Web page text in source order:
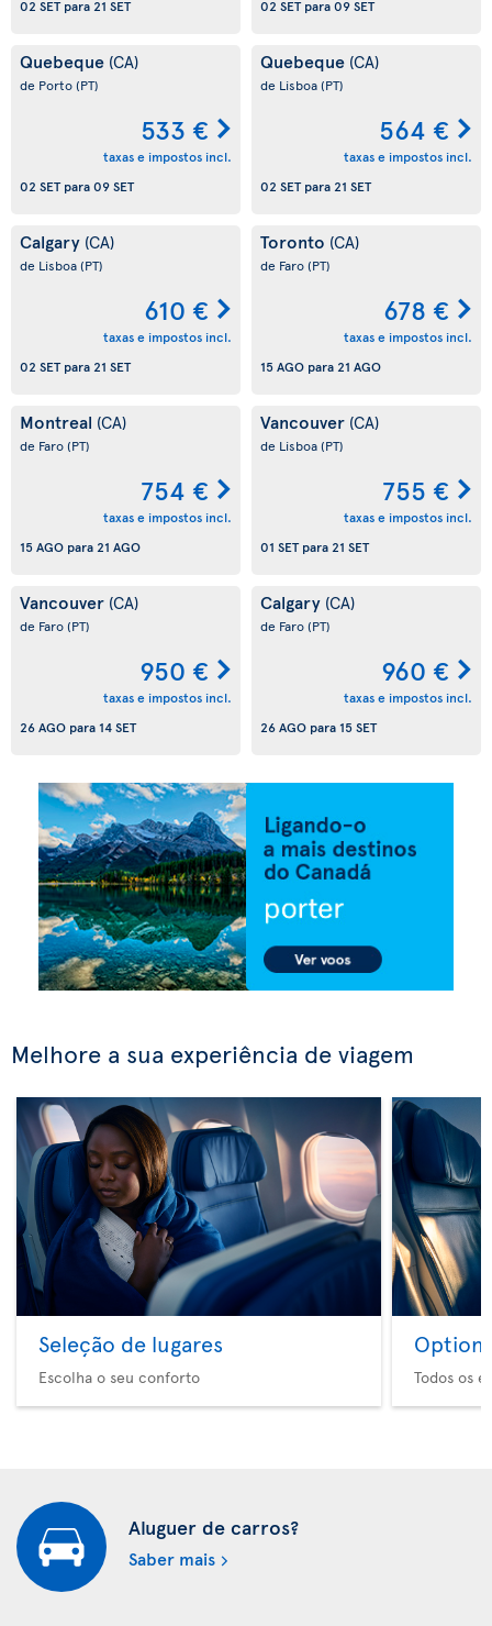
02 SETpara21 SET 02 SETpara09 SET
Quebeque (CA)
de Porto(PT)
533 €
taxas e impostos incl.
02 SETpara09 SET
Quebeque (CA)
de Lisboa(PT)
564 €
taxas e impostos incl.
02 SETpara21 SET
Calgary (CA)
de Lisboa(PT)
610 €
taxas e impostos incl.
02 SETpara21 SET
Toronto (CA)
de Faro(PT)
678 €
taxas e impostos incl.
15 AGO para21 AGO
Montreal (CA)
de Faro(PT)
754 €
taxas e impostos incl.
15 AGO para21 AGO
Vancouver (CA)
de Lisboa(PT)
755 €
taxas e impostos incl.
01 SETpara21 SET
Vancouver (CA)
de Faro(PT)
950 €
taxas e impostos incl.
26 AGO para 14 SET
Calgary (CA)
de Faro(PT)
960 €
taxas e impostos incl.
26 AGO para 15 SET
Melhore a sua experiência de viagem
Seleção de lugares
Escolha o seu conforto
Option
Todos os
Aluguer de carros?
Saber mais